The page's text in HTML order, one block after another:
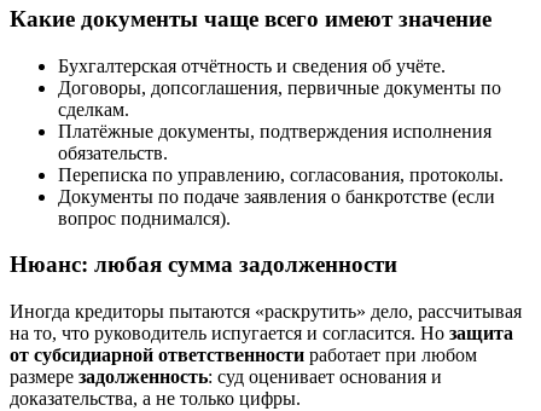
Какие документы чаще всего имеют значение
Бухгалтерская отчётность и сведения об учёте.
Договоры, допсоглашения, первичные документы по
сделкам.
Платёжные документы, подтверждения исполнения
обязательств.
Переписка по управлению, согласования, протоколы.
Документы по подаче заявления о банкротстве (если
вопрос поднимался).
Нюанс: любая сумма задолженности
Иногда кредиторы пытаются «раскрутить» дело, рассчитывая
на то, что руководитель испугается и согласится. Но защита
от субсидиарной ответственности работает при любом
размере задолженность: суд оценивает основания и
доказательства, а не только цифры.